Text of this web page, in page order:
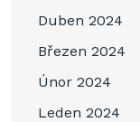
Duben 2024
Březen 2024
Únor 2024
Leden 2024